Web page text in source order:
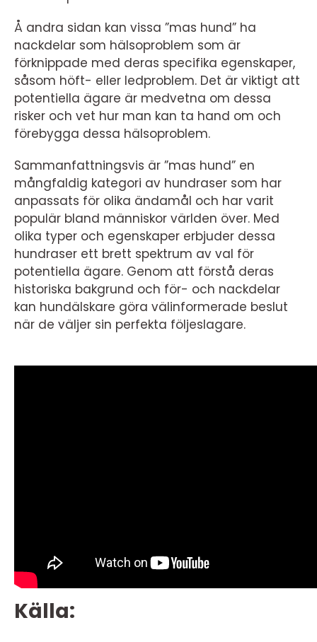
Å andra sidan kan vissa ”mas hund” ha
nackdelar som hälsoproblem som är
förknippade med deras specifika egenskaper,
såsom höft- eller ledproblem. Det är viktigt att
potentiella ägare är medvetna om dessa
risker och vet hur man kan ta hand om och
förebygga dessa hälsoproblem.
Sammanfattningsvis är ”mas hund” en
mångfaldig kategori av hundraser som har
anpassats för olika ändamål och har varit
populär bland människor världen över. Med
olika typer och egenskaper erbjuder dessa
hundraser ett brett spektrum av val för
potentiella ägare. Genom att förstå deras
historiska bakgrund och för- och nackdelar
kan hundälskare göra välinformerade beslut
när de väljer sin perfekta följeslagare.
Källa: